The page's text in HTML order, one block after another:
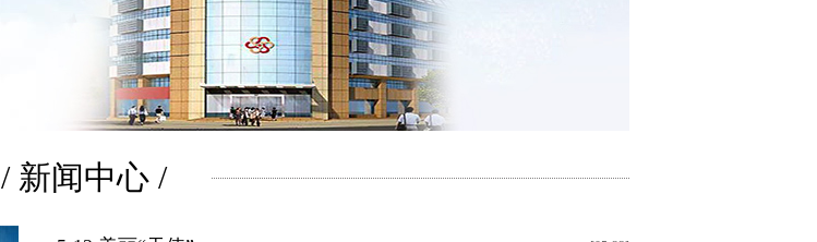
/ 新闻中心 /